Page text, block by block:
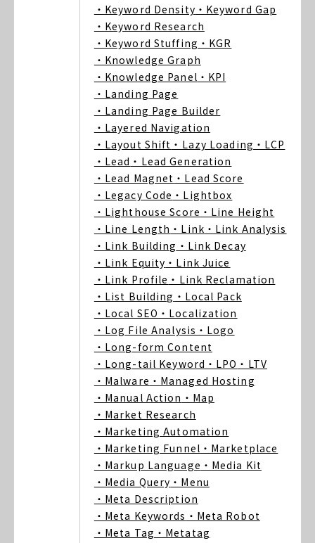
・Keyword Density ・Keyword Gap
・Keyword Research
・Keyword Stuffing ・KGR
・Knowledge Graph
・Knowledge Panel ・KPI
・Landing Page
・Landing Page Builder
・Layered Navigation
・Layout Shift ・Lazy Loading ・LCP
・Lead ・Lead Generation
・Lead Magnet ・Lead Score
・Legacy Code ・Lightbox
・Lighthouse Score ・Line Height
・Line Length ・Link ・Link Analysis
・Link Building ・Link Decay
・Link Equity ・Link Juice
・Link Profile ・Link Reclamation
・List Building ・Local Pack
・Local SEO ・Localization
・Log File Analysis ・Logo
・Long-form Content
・Long-tail Keyword ・LPO ・LTV
・Malware ・Managed Hosting
・Manual Action ・Map
・Market Research
・Marketing Automation
・Marketing Funnel ・Marketplace
・Markup Language ・Media Kit
・Media Query ・Menu
・Meta Description
・Meta Keywords ・Meta Robot
・Meta Tag ・Metatag